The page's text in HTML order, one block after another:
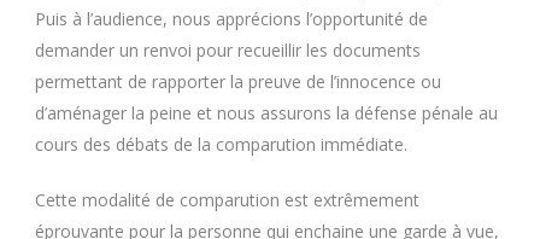
Puis à l’audience, nous apprécions l’opportunité de
demander un renvoi pour recueillir les documents
permettant de rapporter la preuve de l’innocence ou
d’aménager la peine et nous assurons la défense pénale au
cours des débats de la comparution immédiate.
Cette modalité de comparution est extrêmement
éprouvante pour la personne qui enchaine une garde à vue,